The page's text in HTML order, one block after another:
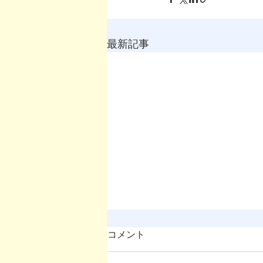
最新記事
コメント